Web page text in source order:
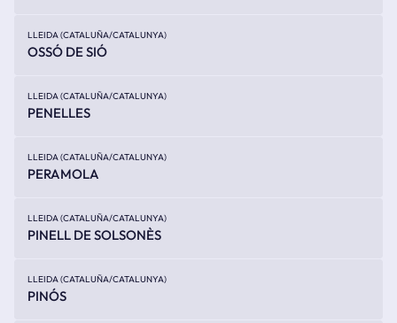
LLEIDA (CATALUÑA/CATALUNYA)
OSSÓ DE SIÓ
LLEIDA (CATALUÑA/CATALUNYA)
PENELLES
LLEIDA (CATALUÑA/CATALUNYA)
PERAMOLA
LLEIDA (CATALUÑA/CATALUNYA)
PINELL DE SOLSONÈS
LLEIDA (CATALUÑA/CATALUNYA)
PINÓS